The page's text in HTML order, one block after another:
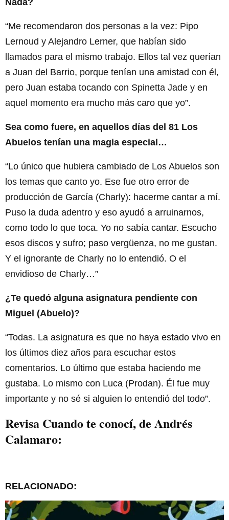
“Me recomendaron dos personas a la vez: Pipo
Lernoud y Alejandro Lerner, que habían sido
llamados para el mismo trabajo. Ellos tal vez querían
a Juan del Barrio, porque tenían una amistad con él,
pero Juan estaba tocando con Spinetta Jade y en
aquel momento era mucho más caro que yo”.
Sea como fuere, en aquellos días del 81 Los
Abuelos tenían una magia especial…
“Lo único que hubiera cambiado de Los Abuelos son
los temas que canto yo. Ese fue otro error de
producción de García (Charly): hacerme cantar a mí.
Puso la duda adentro y eso ayudó a arruinarnos,
como todo lo que toca. Yo no sabía cantar. Escucho
esos discos y sufro; paso vergüenza, no me gustan.
Y el ignorante de Charly no lo entendió. O el
envidioso de Charly…”
¿Te quedó alguna asignatura pendiente con
Miguel (Abuelo)?
“Todas. La asignatura es que no haya estado vivo en
los últimos diez años para escuchar estos
comentarios. Lo último que estaba haciendo me
gustaba. Lo mismo con Luca (Prodan). Él fue muy
importante y no sé si alguien lo entendió del todo”.
Revisa Cuando te conocí, de Andrés
Calamaro:
RELACIONADO: